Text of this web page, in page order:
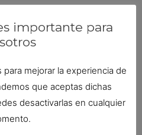
importante para
mejorar la experiencia de
que aceptas dichas
desactivarlas en cualquier